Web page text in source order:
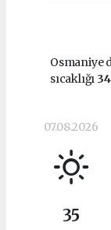
Osmaniye
sıcaklığı 34
07.08.2026
35